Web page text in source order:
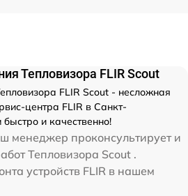
Тепловизора FLIR Scout
FLIR Scout - несложная
центра FLIR в Санкт-
и качественно!
менеджер проконсультирует и
Тепловизора Scout .
устройств FLIR в нашем